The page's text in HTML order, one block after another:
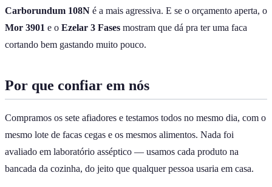
Carborundum 108N é a mais agressiva. E se o orçamento aperta, o
Mor 3901 e o Ezelar 3 Fases mostram que dá pra ter uma faca
cortando bem gastando muito pouco.
Por que confiar em nós
Compramos os sete afiadores e testamos todos no mesmo dia, com o
mesmo lote de facas cegas e os mesmos alimentos. Nada foi
avaliado em laboratório asséptico — usamos cada produto na
bancada da cozinha, do jeito que qualquer pessoa usaria em casa.